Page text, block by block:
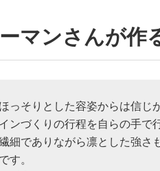
マンさんが作
っそりとした容姿からは信
ンづくりの行程を自らの手
細でありながら凛とした強さ
す。